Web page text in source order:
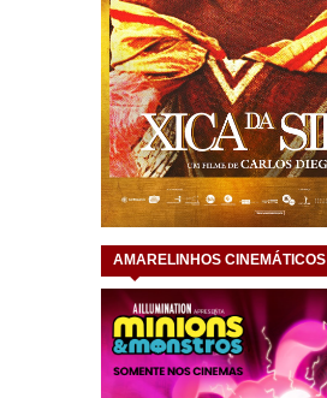
AMARELINHOS CINEMÁTICOS